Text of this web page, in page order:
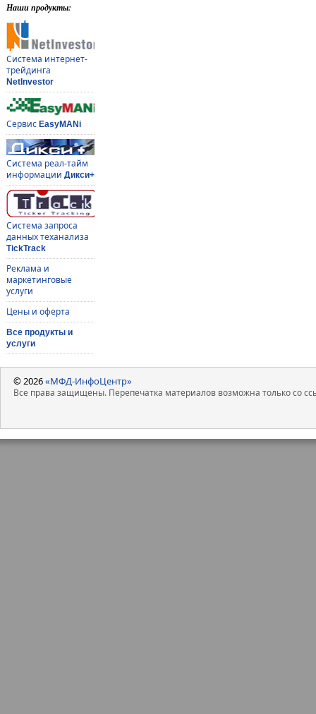
Наши продукты:
Система интернет-
трейдинга
NetInvestor
Сервис EasyMANi
Система реал-тайм
информации Дикси+
Система запроса
данных теханализа
TickTrack
Реклама и
маркетинговые
услуги
Цены и оферта
Все продукты и
услуги
© 2026«МФД-ИнфоЦентр»
Все права защищены. Перепечатка материалов возможна только со